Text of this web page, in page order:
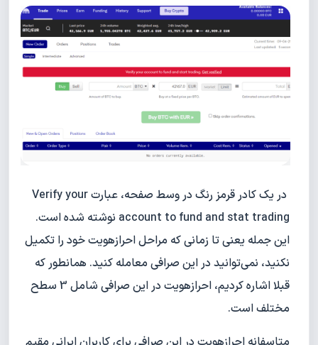
در یک کادر قرمز رنگ در وسط صفحه، عبارت Verify your
account to fund and stat trading نوشته شده است.
این جمله یعنی تا زمانی که مراحل احراز‌هویت خود را تکمیل
نکنید، نمی‌توانید در این صرافی معامله کنید. همانطور که
قبلا اشاره کردیم، احرازهویت در این صرافی شامل 3 سطح
مختلف است.